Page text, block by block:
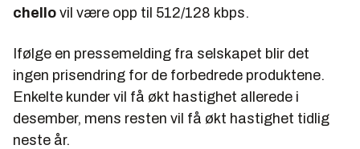
chello vil være opp til 512/128 kbps.
Ifølge en pressemelding fra selskapet blir det
ingen prisendring for de forbedrede produktene.
Enkelte kunder vil få økt hastighet allerede i
desember, mens resten vil få økt hastighet tidlig
neste år.